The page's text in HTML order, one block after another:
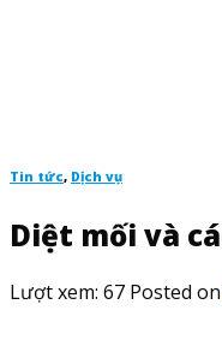
Tin tức, Dịch vụ
Diệt mối và
Lượt xem: 67 Posted on